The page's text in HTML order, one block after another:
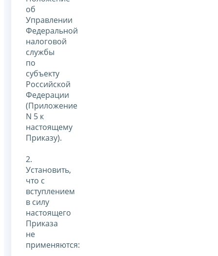
об
Управлении
Федеральной
налоговой
службы
по
субъекту
Российской
Федерации
(Приложение
N 5 к
настоящему
Приказу).
2.
Установить,
что с
вступлением
в силу
настоящего
Приказа
не
применяются: